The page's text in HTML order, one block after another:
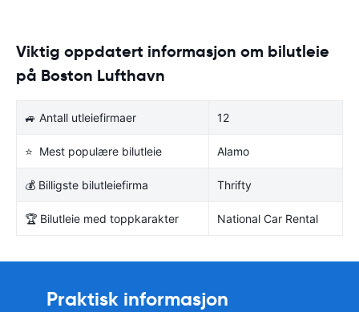
Viktig oppdatert informasjon om bilutleie
på Boston Lufthavn
🚙 Antall utleiefirmaer 12
⭐ Mest populære bilutleie Alamo
💰 Billigste bilutleiefirma Thrifty
🏆 Bilutleie med toppkarakter National Car Rental
Praktisk informasjon